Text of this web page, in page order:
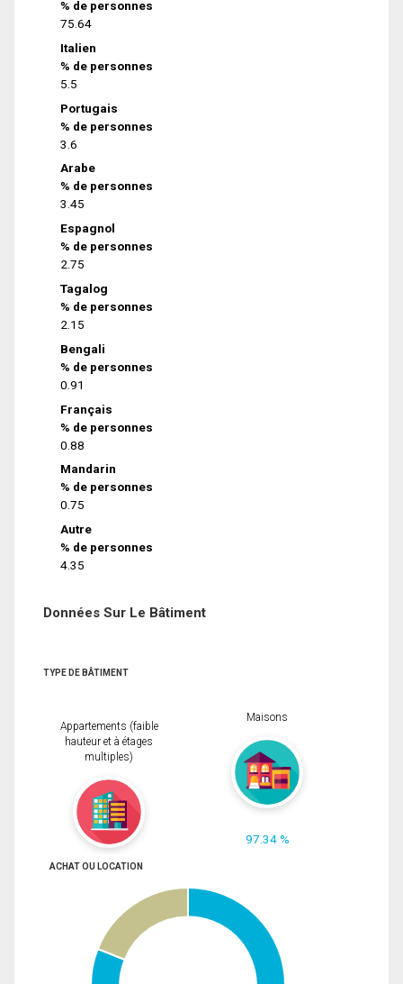
% de personnes
75.64
Italien
% de personnes
5.5
Portugais
% de personnes
3.6
Arabe
% de personnes
3.45
Espagnol
% de personnes
2.75
Tagalog
% de personnes
2.15
Bengali
% de personnes
0.91
Français
% de personnes
0.88
Mandarin
% de personnes
0.75
Autre
% de personnes
4.35
Données Sur Le Bâtiment
TYPE DE BÂTIMENT
Appartements (faible
hauteur et à étages
multiples)
Maisons
97.34 %
ACHAT OU LOCATION